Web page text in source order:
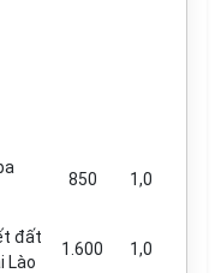
850 1,0
đất
Lào
1.600 1,0